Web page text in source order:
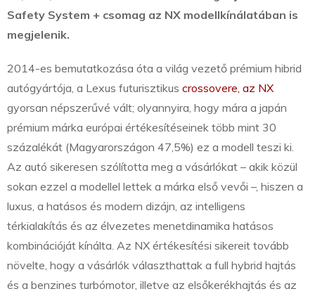
Safety System + csomag az NX modellkínálatában is
megjelenik.
2014-es bemutatkozása óta a világ vezető prémium hibrid
autógyártója, a Lexus futurisztikus crossovere, az NX
gyorsan népszerűvé vált; olyannyira, hogy mára a japán
prémium márka európai értékesítéseinek több mint 30
százalékát (Magyarországon 47,5%) ez a modell teszi ki.
Az autó sikeresen szólította meg a vásárlókat – akik közül
sokan ezzel a modellel lettek a márka első vevői –, hiszen a
luxus, a hatásos és modern dizájn, az intelligens
térkialakítás és az élvezetes menetdinamika hatásos
kombinációját kínálta. Az NX értékesítési sikereit tovább
növelte, hogy a vásárlók választhattak a full hybrid hajtás
és a benzines turbómotor, illetve az elsőkerékhajtás és az